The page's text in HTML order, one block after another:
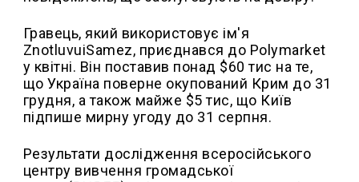
Гравець, який використовує ім'я
ZnotluvuiSamez, приєднався до Polymarket
у квітні. Він поставив понад $60 тис на те,
що Україна поверне окупований Крим до 31
грудня, а також майже $5 тис, що Київ
підпише мирну угоду до 31 серпня.
Результати дослідження всеросійського
центру вивчення громадської